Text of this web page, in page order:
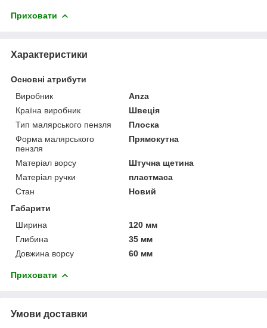
Приховати
Характеристики
Основні атрибути
Виробник
Anza
Країна виробник
Швеція
Тип малярського пензля
Плоска
Форма малярського
пензля
Прямокутна
Матеріал ворсу
Штучна щетина
Матеріал ручки
пластмаса
Стан
Новий
Габарити
Ширина
120 мм
Глибина
35 мм
Довжина ворсу
60 мм
Приховати
Умови доставки